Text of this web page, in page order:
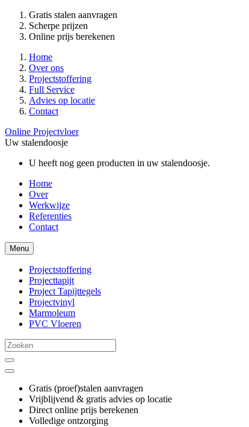
Gratis stalen aanvragen
Scherpe prijzen
Online prijs berekenen
Home
Over ons
Projectstoffering
Full Service
Advies op locatie
Contact
Online Projectvloer
Uw stalendoosje
U heeft nog geen producten in uw stalendoosje.
Home
Over
Werkwijze
Referenties
Contact
Menu
Projectstoffering
Projecttapijt
Project Tapijttegels
Projectvinyl
Marmoleum
PVC Vloeren
Gratis (proef)stalen aanvragen
Vrijblijvend & gratis advies op locatie
Direct online prijs berekenen
Volledige ontzorging